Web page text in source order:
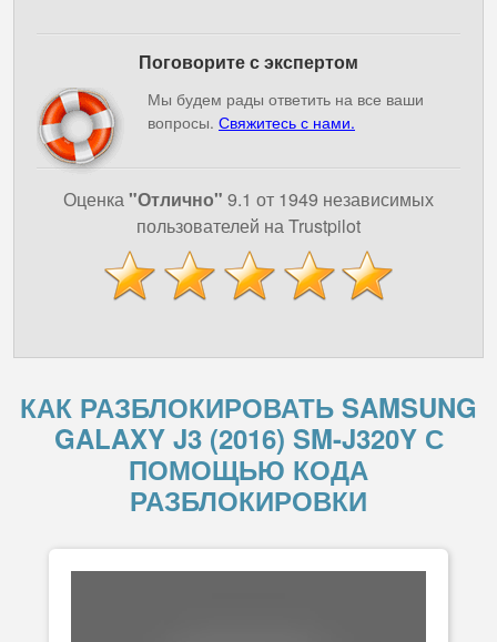
Поговорите с экспертом
Мы будем рады ответить на все ваши
вопросы. Свяжитесь с нами.
Оценка"Отлично" 9.1 от 1949 независимых
пользователей на Trustpilot
КАК РАЗБЛОКИРОВАТЬ SAMSUNG
GALAXY J3 (2016) SM-J320Y С
ПОМОЩЬЮ КОДА
РАЗБЛОКИРОВКИ